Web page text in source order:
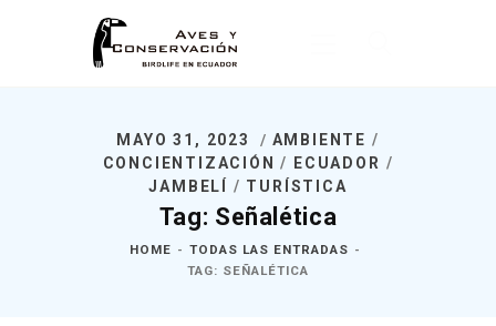
MAYO 31, 2023 AMBIENTE /
CONCIENTIZACIÓN / ECUADOR /
JAMBELÍ
/ TURÍSTICA
Tag: Señalética
HOME
TODAS LAS ENTRADAS
TAG: SEÑALÉTICA
Inicio
Nosotros
¿Qué Hacemos?